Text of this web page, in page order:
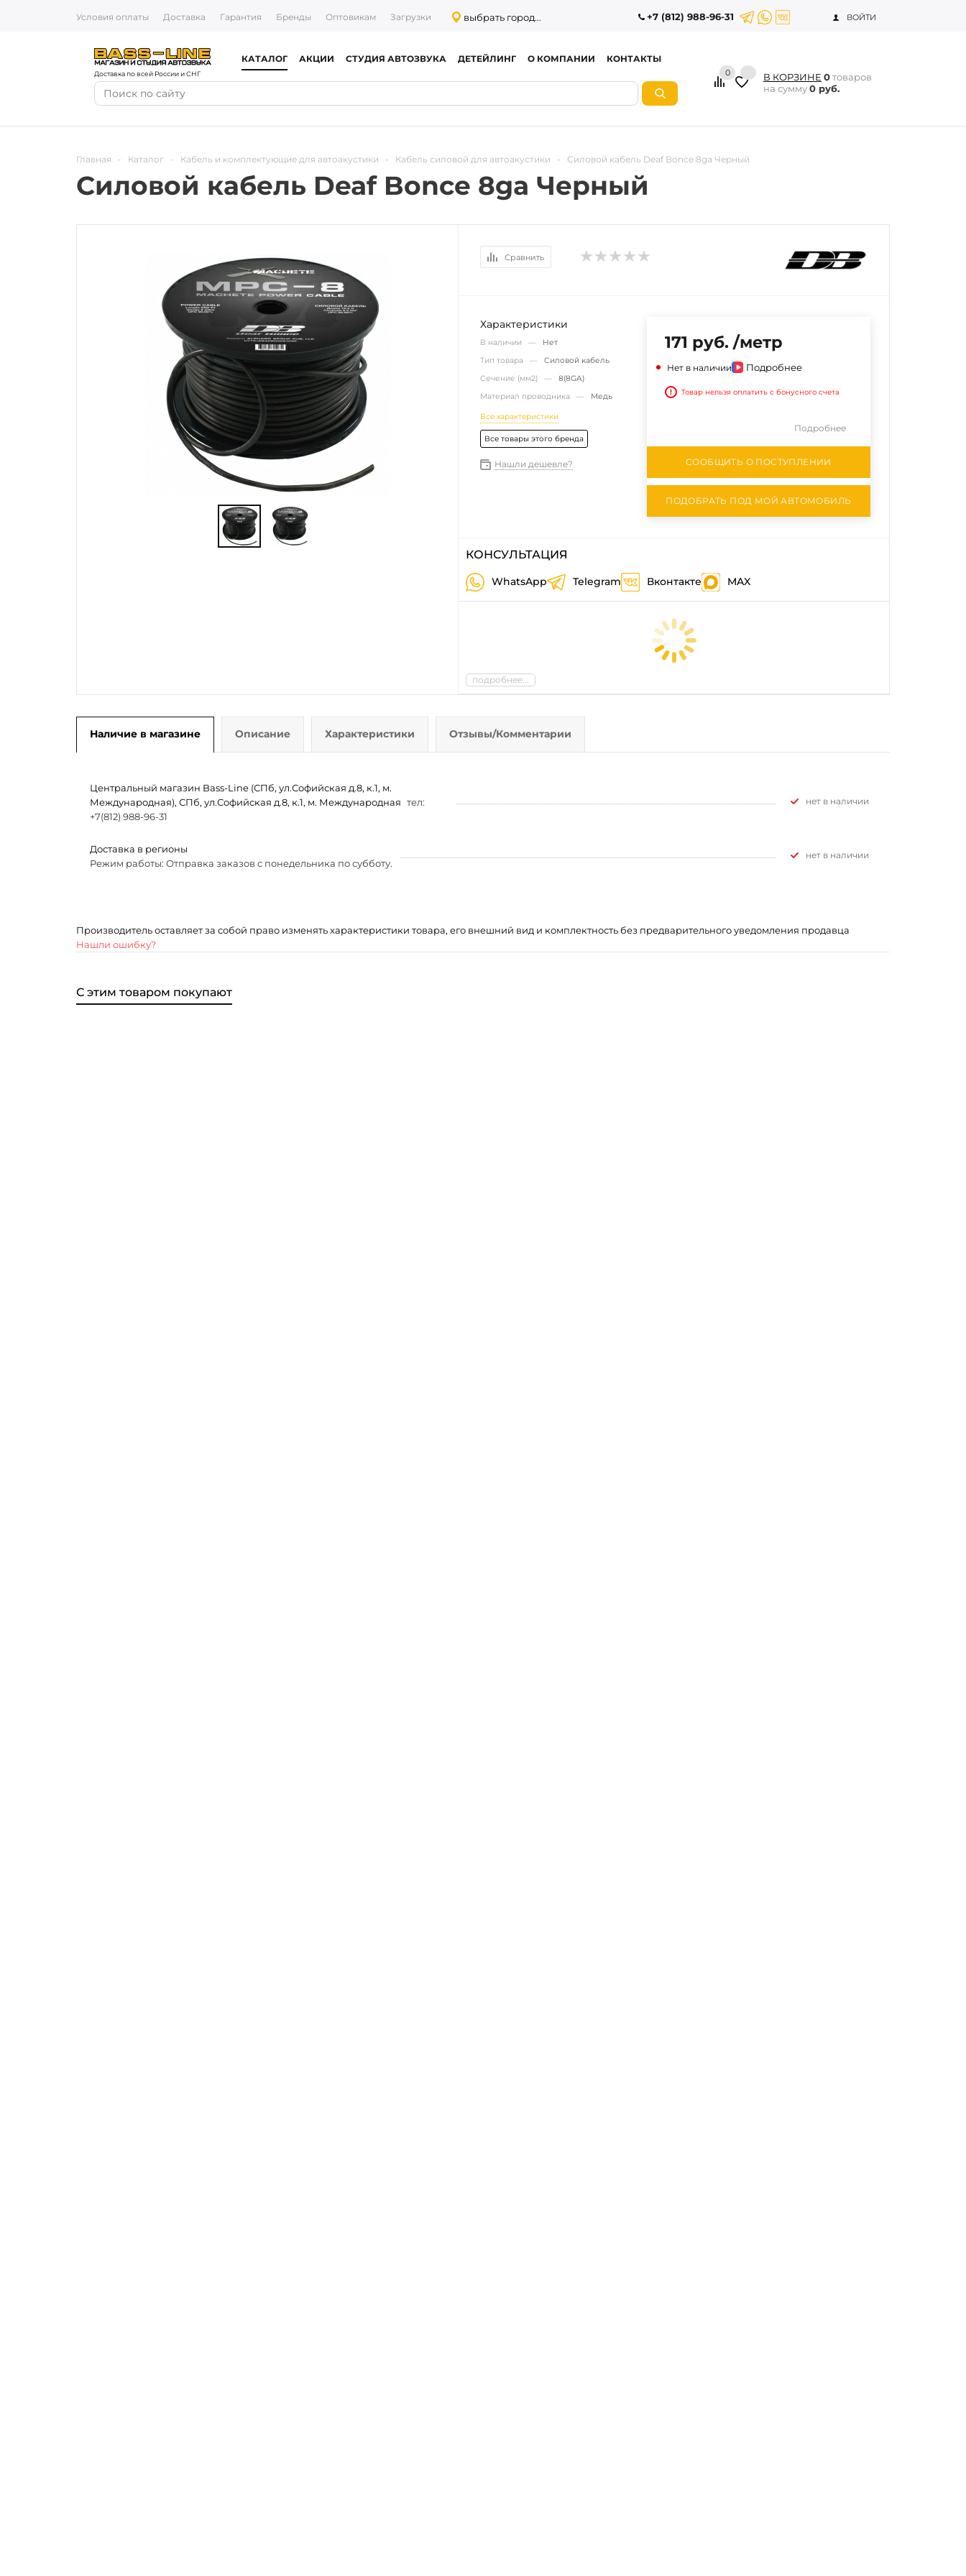
Условия оплаты Доставка Гарантия Бренды Оптовикам Загрузки выбрать город... +7 (812) 988-96-31 ВОЙТИ
Доставка по всей России и СНГ
КАТАЛОГ АКЦИИ СТУДИЯ АВТОЗВУКА ДЕТЕЙЛИНГ О КОМПАНИИ КОНТАКТЫ
0 В КОРЗИНЕ 0товаров
на сумму0 руб.
Главная - Каталог - Кабель и комплектующие для автоакустики - Кабель силовой для автоакустики - Силовой кабель Deaf Bonce 8ga Черный
Силовой кабель Deaf Bonce 8ga Черный
Сравнить
Характеристики
В наличии — Нет
Тип товара —Силовой кабель
Сечение (мм2) —8(8GA)
Материал проводника — Медь
Все характеристики
Все товары этого бренда
Нашли дешевле?
171 руб. /метр
Нет в наличии Подробнее
! Товар нельзя оплатить с бонусного счета
Подробнее
СООБЩИТЬ О ПОСТУПЛЕНИИ
ПОДОБРАТЬ ПОД МОЙ АВТОМОБИЛЬ
КОНСУЛЬТАЦИЯ
WhatsApp Telegram Вконтакте MAX
подробнее...
Наличие в магазине Описание Характеристики Отзывы/Комментарии
Центральный магазин Bass-Line (СПб, ул.Софийская д.8, к.1, м.
Международная), СПб, ул.Софийская д.8, к.1, м. Международная тел:
+7(812) 988-96-31
Нет в наличии
Доставка в регионы
Режим работы: Отправка заказов с понедельника по субботу.
Нет в наличии
Производитель оставляет за собой право изменять характеристики товара, его внешний вид и комплектность без предварительного уведомления продавца
Нашли ошибку?
С этим товаром покупают